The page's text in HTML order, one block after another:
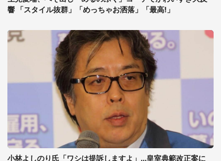
響 「スタイル抜群」「めっちゃお洒落」「最高!」
小林よしのり氏「ワシは提訴しますよ」...皇室典範改正案に